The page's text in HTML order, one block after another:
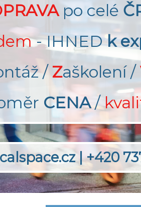
po celé
- IHNEDk
/ Zaškolení /
CENA/
| +420